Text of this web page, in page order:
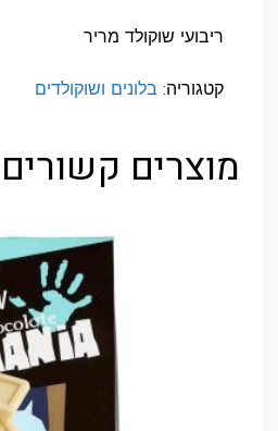
ריבועי שוקולד מריר
קטגוריה: בלונים ושוקולדים
מוצרים קשורים